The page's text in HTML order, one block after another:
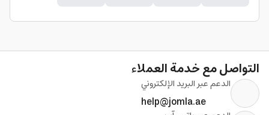
التواصل مع خدمة العملاء
الدعم عبر البريد الإلكتروني
help@jomla.ae